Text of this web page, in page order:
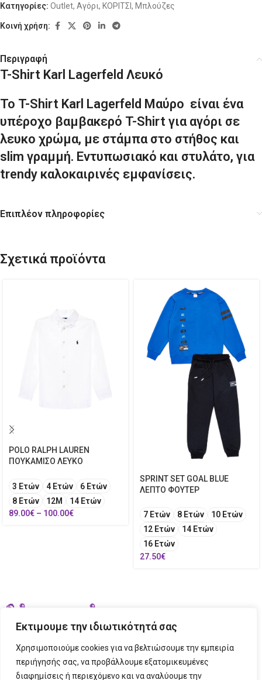
Εκτιμουμε την ιδιωτικότητά σας
Χρησιμοποιούμε cookies για να βελτιώσουμε την εμπειρία
περιήγησής σας, να προβάλλουμε εξατομικευμένες
διαφημίσεις ή περιεχόμενο και να αναλύουμε την
Κατηγορίες: Outlet, Αγόρι, ΚΟΡΙΤΣΙ , Μπλούζες
Κοινή χρήση:
Περιγραφή
T-Shirt Karl Lagerfeld Λευκό
Το T-Shirt Karl Lagerfeld Μαύρο είναι ένα
υπέροχο βαμβακερό T-Shirt για αγόρι σε
λευκο χρώμα, με στάμπα στο στήθος και
slim γραμμή. Εντυπωσιακό και στυλάτo, για
trendy καλοκαιρινές εμφανίσεις.
Επιπλέον πληροφορίες
Σχετικά προϊόντα
POLO RALPH LAUREN
ΠΟΥΚΑΜΙΣΟ ΛΕΥΚΟ
3 Ετών 4 Ετών
6 Ετών
8 Ετών
12Μ
14 Ετών
89.00€ – 100.00€
SPRINT SET GOAL BLUE
ΛΕΠΤΟ ΦΟΥΤΕΡ
7 Ετών 8 Ετών
10 Ετών
12 Ετών
14 Ετών
16 Ετών
27.50€